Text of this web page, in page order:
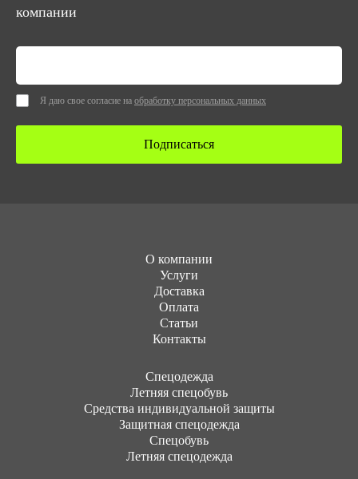
компании
Я даю свое согласие на обработку персональных данных
Подписаться
О компании
Услуги
Доставка
Оплата
Статьи
Контакты
Cпецодежда
Летняя спецобувь
Средства индивидуальной защиты
Защитная спецодежда
Спецобувь
Летняя спецодежда